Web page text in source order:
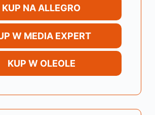
KUP NA ALLEGRO
W MEDIA EXPERT
KUP W OLEOLE